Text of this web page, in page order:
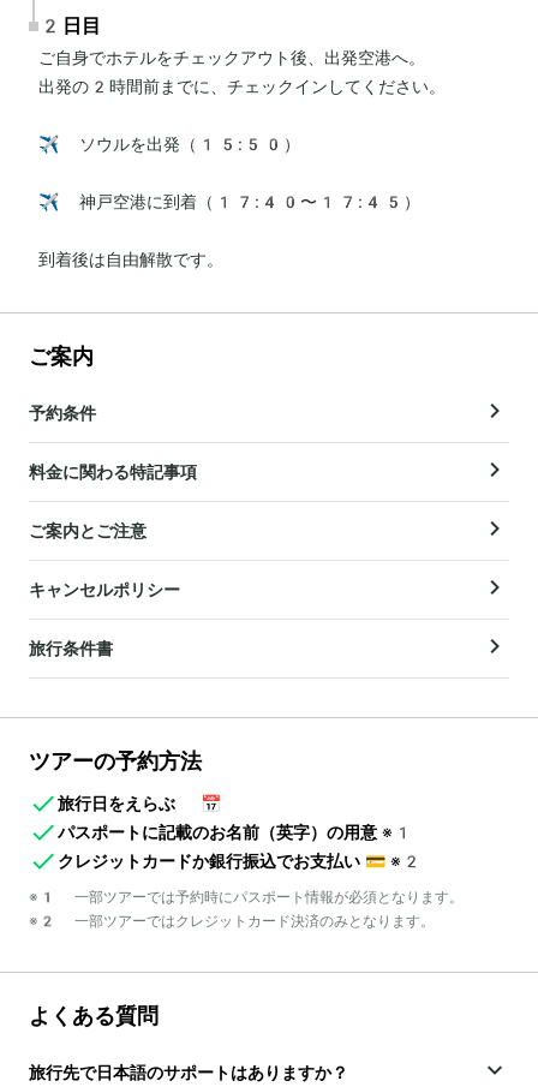
2日目
ご自身でホテルをチェックアウト後、出発空港へ。
出発の2時間前までに、チェックインしてください。
✈️ ソウルを出発（15:50）
✈️ 神戸空港に到着（17:40〜17:45）
到着後は自由解散です。
ご案内
予約条件
料金に関わる特記事項
ご案内とご注意
キャンセルポリシー
旅行条件書
ツアーの予約方法
旅行日をえらぶ
📅
パスポートに記載のお名前（英字）の用意 ※1
クレジットカードか銀行振込でお支払い 💳 ※2
※1 一部ツアーでは予約時にパスポート情報が必須となります。
※2 一部ツアーではクレジットカード決済のみとなります。
よくある質問
旅行先で日本語のサポートはありますか？